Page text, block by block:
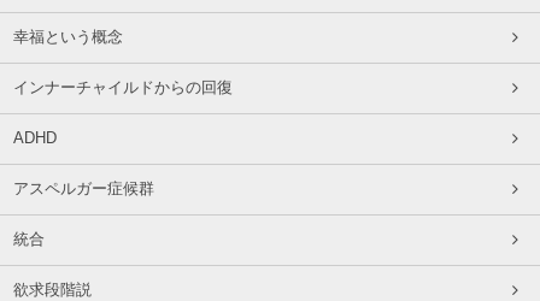
幸福という概念
インナーチャイルドからの回復
ADHD
アスペルガー症候群
統合
欲求段階説